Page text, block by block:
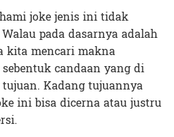
joke jenis ini tidak
pada dasarnya adalah
kita mencari makna
candaan yang di
Kadang tujuannya
ini bisa dicerna atau justru